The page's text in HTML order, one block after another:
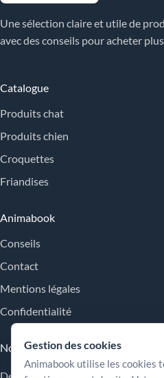
Une sélection claire et utile de
avec des conseils pour acheter
Catalogue
Produits chat
Produits chien
Croquettes
Friandises
Animabook
Conseils
Contact
Mentions légales
Confidentialité
Nos engagements
Des repères simples pour
Gestion des cookies
Animabook utilise les cookies